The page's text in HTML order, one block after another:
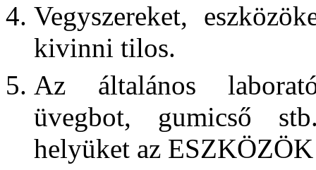
Vegyszereket,
kivinni tilos.
Az általános
üvegbot, gumicső
helyüket az